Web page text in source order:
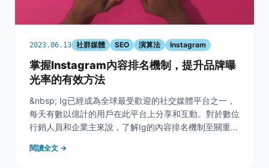
2023.06.13 社群媒體 SEO 演算法 Instagram
掌握Instagram內容排名機制，提升品牌曝
光率的有效方法
&nbsp; Ig已經成為全球最受歡迎的社交媒體平台之一，
每天有數以億計的用戶在此平台上分享和互動。對於數位
行銷人員和企業主來說，了解Ig的內容排名機制至關重
到。Ig並不是使用一種單一的演算法來排名內容，而是使
閱讀全文 →